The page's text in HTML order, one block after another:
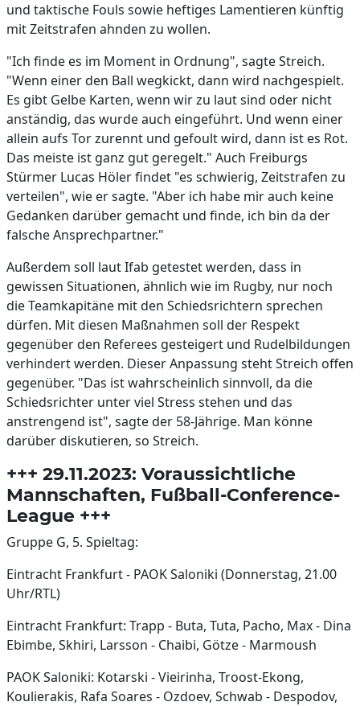
und taktische Fouls sowie heftiges Lamentieren künftig
mit Zeitstrafen ahnden zu wollen.
"Ich finde es im Moment in Ordnung", sagte Streich.
"Wenn einer den Ball wegkickt, dann wird nachgespielt.
Es gibt Gelbe Karten, wenn wir zu laut sind oder nicht
anständig, das wurde auch eingeführt. Und wenn einer
allein aufs Tor zurennt und gefoult wird, dann ist es Rot.
Das meiste ist ganz gut geregelt." Auch Freiburgs
Stürmer Lucas Höler findet "es schwierig, Zeitstrafen zu
verteilen", wie er sagte. "Aber ich habe mir auch keine
Gedanken darüber gemacht und finde, ich bin da der
falsche Ansprechpartner."
Außerdem soll laut Ifab getestet werden, dass in
gewissen Situationen, ähnlich wie im Rugby, nur noch
die Teamkapitäne mit den Schiedsrichtern sprechen
dürfen. Mit diesen Maßnahmen soll der Respekt
gegenüber den Referees gesteigert und Rudelbildungen
verhindert werden. Dieser Anpassung steht Streich offen
gegenüber. "Das ist wahrscheinlich sinnvoll, da die
Schiedsrichter unter viel Stress stehen und das
anstrengend ist", sagte der 58-Jährige. Man könne
darüber diskutieren, so Streich.
+++ 29.11.2023: Voraussichtliche
Mannschaften, Fußball-Conference-
League +++
Gruppe G, 5. Spieltag:
Eintracht Frankfurt - PAOK Saloniki (Donnerstag, 21.00
Uhr/RTL)
Eintracht Frankfurt: Trapp - Buta, Tuta, Pacho, Max - Dina
Ebimbe, Skhiri, Larsson - Chaibi, Götze - Marmoush
PAOK Saloniki: Kotarski - Vieirinha, Troost-Ekong,
Koulierakis, Rafa Soares - Ozdoev, Schwab - Despodov,